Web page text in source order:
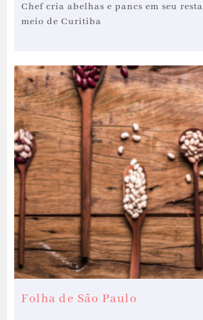
Chef cria abelhas e pancs em seu
meio de Curitiba
Folha de São Paulo